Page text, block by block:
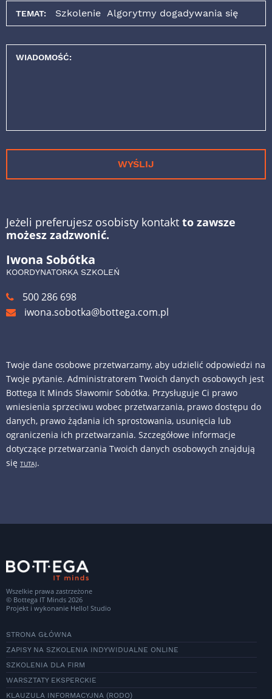
TEMAT:
WIADOMOŚĆ:
WYŚLIJ
Jeżeli preferujesz osobisty kontakt to zawsze
możesz zadzwonić.
Iwona Sobótka
KOORDYNATORKA SZKOLEŃ
500 286 698
iwona.sobotka@bottega.com.pl
Twoje dane osobowe przetwarzamy, aby udzielić odpowiedzi na
Twoje pytanie. Administratorem Twoich danych osobowych jest
Bottega It Minds Sławomir Sobótka. Przysługuje Ci prawo
wniesienia sprzeciwu wobec przetwarzania, prawo dostępu do
danych, prawo żądania ich sprostowania, usunięcia lub
ograniczenia ich przetwarzania. Szczegółowe informacje
dotyczące przetwarzania Twoich danych osobowych znajdują
się TUTAJ.
Wszelkie prawa zastrzeżone
© Bottega IT Minds 2026
Projekt i wykonanie Hello! Studio
STRONA GŁÓWNA
ZAPISY NA SZKOLENIA INDYWIDUALNE ONLINE
SZKOLENIA DLA FIRM
WARSZTATY EKSPERCKIE
KLAUZULA INFORMACYJNA (RODO)